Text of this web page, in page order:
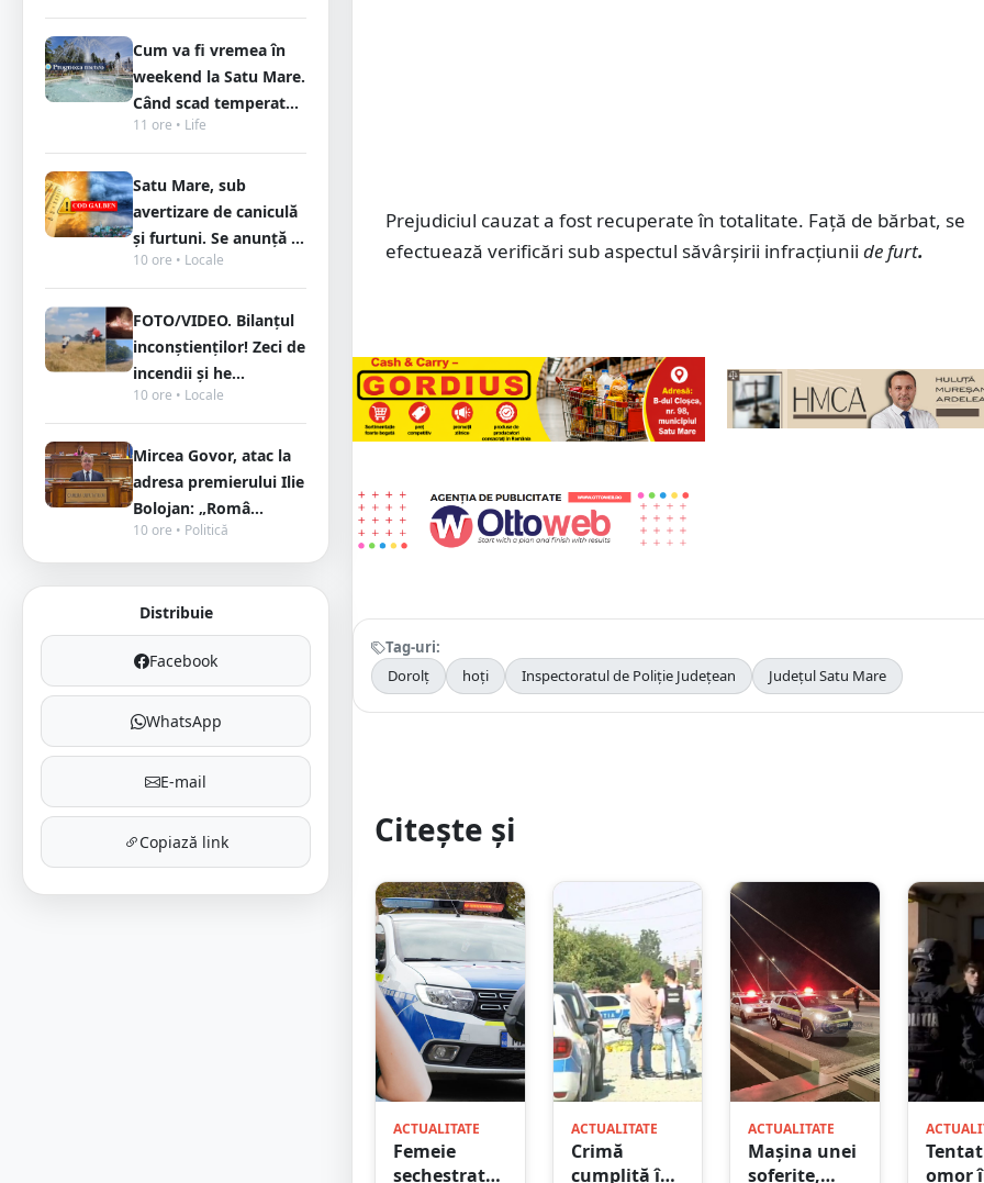
Cum va fi vremea în
weekend la Satu Mare.
Când scad temperat...
11 ore • Life
Satu Mare, sub
avertizare de caniculă
și furtuni. Se anunță ...
10 ore • Locale
FOTO/VIDEO. Bilanțul
inconștienților! Zeci de
incendii și he...
10 ore • Locale
Mircea Govor, atac la
adresa premierului Ilie
Bolojan: „Româ...
10 ore • Politică
Distribuie
Facebook
WhatsApp
E-mail
Copiază link
Prejudiciul cauzat a fost recuperate în totalitate. Față de bărbat, se
efectuează verificări sub aspectul săvârșirii infracțiunii de furt.
Tag-uri:
Dorolț
hoți Inspectoratul de Poliție Județean Județul Satu Mare
Citește și
ACTUALITATE
Femeie
sechestrată
ACTUALITATE
Crimă
cumplită în
ACTUALITATE
Mașina unei
șoferițe,
omor